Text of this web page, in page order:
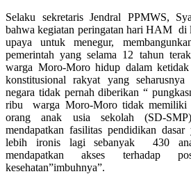
Selaku sekretaris Jendral PPMWS,
bahwa kegiatan peringatan hari HAM di
upaya untuk menegur,
pemerintah yang selama 12 tahun
warga Moro-Moro hidup dalam
konstitusional rakyat yang
negara tidak pernah diberikan “
ribu warga Moro-Moro tidak
orang anak usia sekolah (SD-
mendapatkan fasilitas pendidikan
lebih ironis lagi sebanyak 430
mendapatkan akses terhadap
kesehatan”imbuhnya”.